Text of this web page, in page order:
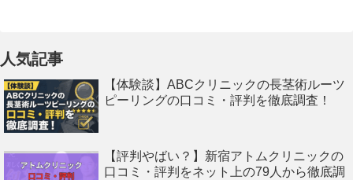
人気記事
【体験談】ABCクリニックの長茎術ルーツ
ピーリングの口コミ・評判を徹底調査！
【評判やばい？】新宿アトムクリニックの
口コミ・評判をネット上の79人から徹底調